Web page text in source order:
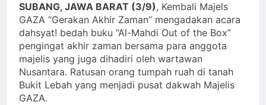
SUBANG, JAWA BARAT (3/9), Kembali Majels
GAZA “Gerakan Akhir Zaman” mengadakan acara
dahsyat! bedah buku “Al-Mahdi Out of the Box”
pengingat akhir zaman bersama para anggota
majelis yang juga dihadiri oleh wartawan
Nusantara. Ratusan orang tumpah ruah di tanah
Bukit Lebah yang menjadi pusat dakwah Majelis
GAZA.